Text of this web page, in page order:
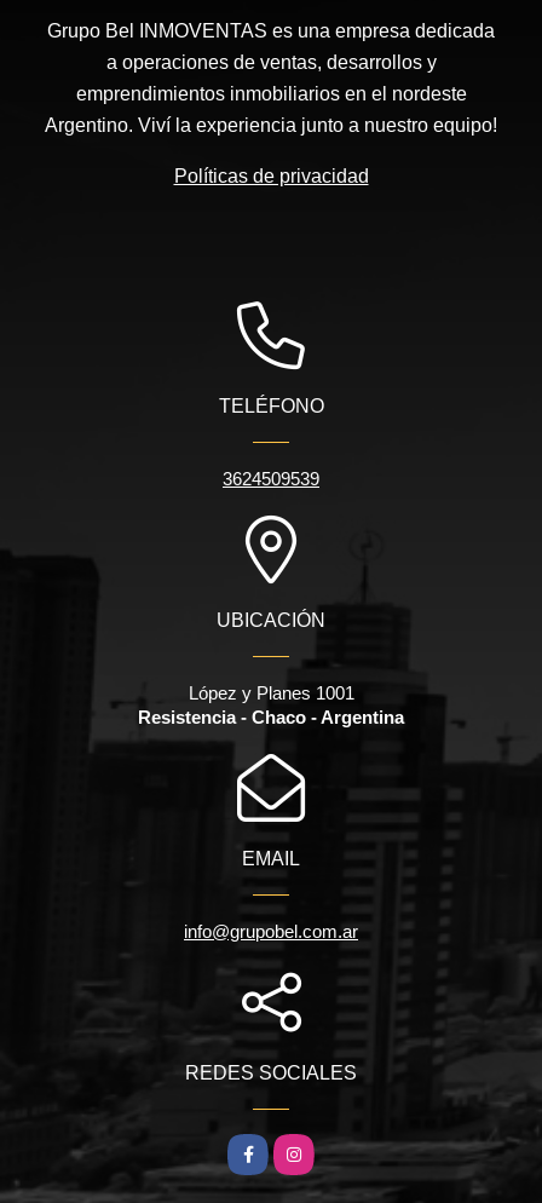
Grupo Bel INMOVENTAS es una empresa dedicada
a operaciones de ventas, desarrollos y
emprendimientos inmobiliarios en el nordeste
Argentino. Viví la experiencia junto a nuestro equipo!
Políticas de privacidad
TELÉFONO
3624509539
UBICACIÓN
López y Planes 1001
Resistencia - Chaco - Argentina
EMAIL
info@grupobel.com.ar
REDES SOCIALES
FacebookInstagram